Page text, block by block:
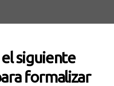
siguiente
formalizar